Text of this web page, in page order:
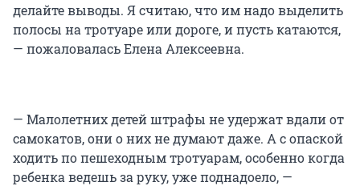
делайте выводы. Я считаю, что им надо выделить
полосы на тротуаре или дороге, и пусть катаются,
— пожаловалась Елена Алексеевна.
— Малолетних детей штрафы не удержат вдали от
самокатов, они о них не думают даже. А с опаской
ходить по пешеходным тротуарам, особенно когда
ребенка ведешь за руку, уже поднадоело, —